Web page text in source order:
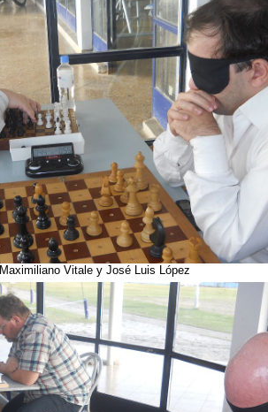
Maximiliano Vitale y José Luis López